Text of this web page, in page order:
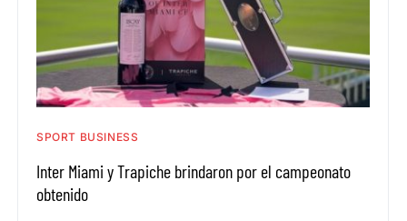
SPORT BUSINESS
Inter Miami y Trapiche brindaron por el campeonato
obtenido